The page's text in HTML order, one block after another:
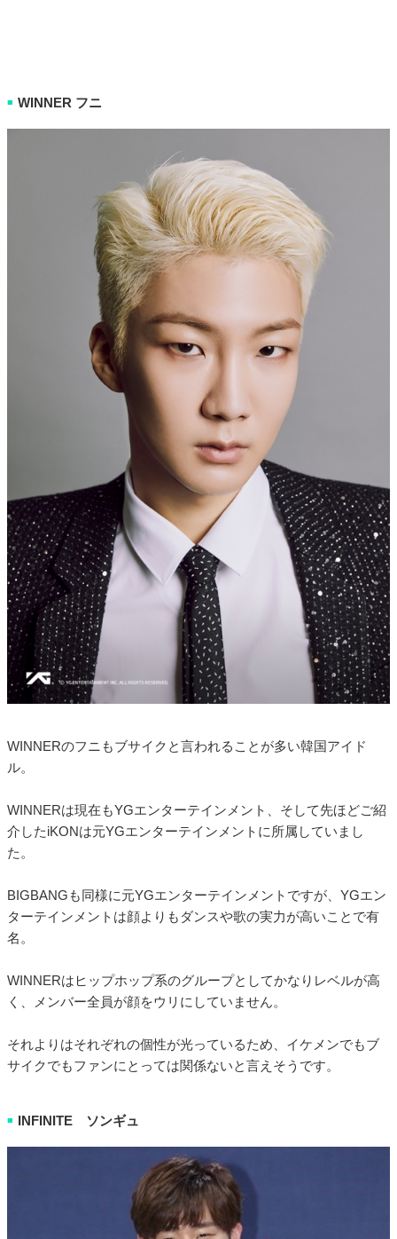
■ WINNER フニ
WINNERのフニもブサイクと言われることが多い韓国アイド
ル。
WINNERは現在もYGエンターテインメント、そして先ほどご紹
介したiKONは元YGエンターテインメントに所属していまし
た。
BIGBANGも同様に元YGエンターテインメントですが、YGエン
ターテインメントは顔よりもダンスや歌の実力が高いことで有
名。
WINNERはヒップホップ系のグループとしてかなりレベルが高
く、メンバー全員が顔をウリにしていません。
それよりはそれぞれの個性が光っているため、イケメンでもブ
サイクでもファンにとっては関係ないと言えそうです。
■ INFINITE ソンギュ